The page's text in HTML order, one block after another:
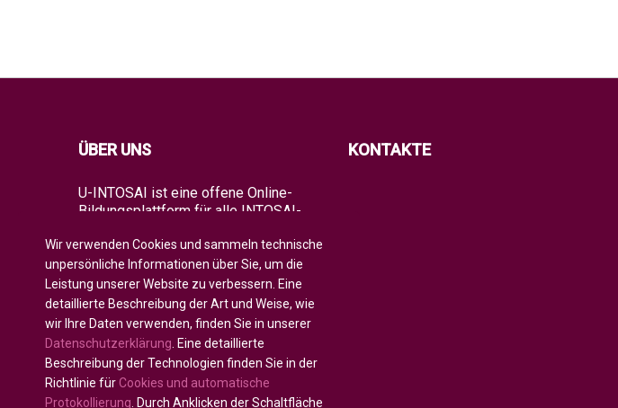
ÜBER UNS
U-INTOSAI ist eine offene Online-
Bildungsplattform für alle INTOSAI-
Raum für den Austausch von
Erfahrungen und fortgeschrittenem
Wissen geschaffen wurde.
Es bietet der gesamten globalen
Auditgemeinschaft sowohl klassische
Bildungsformate als auch die besten
INTOSAI-Bildungsprojekte und
Leitlinien, die bestehende
Bildungsinitiativen kombinieren, um
KONTAKTE
Wir verwenden Cookies und sammeln technische
unpersönliche Informationen über Sie, um die
Leistung unserer Website zu verbessern. Eine
detaillierte Beschreibung der Art und Weise, wie
wir Ihre Daten verwenden, finden Sie in unserer
Datenschutzerklärung . Eine detaillierte
Beschreibung der Technologien finden Sie in der
Richtlinie für Cookies und automatische
Protokollierung . Durch Anklicken der Schaltfläche